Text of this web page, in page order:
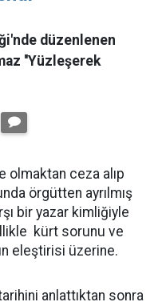
düzenlenen
''Yüzleşerek
olmaktan ceza alıp
örgütten ayrılmış
bir yazar kimliğiyle
kürt sorunu ve
eleştirisi üzerine.
anlattıktan sonra